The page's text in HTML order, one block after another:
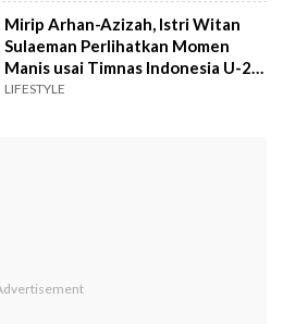
Mirip Arhan-Azizah, Istri Witan
Sulaeman Perlihatkan Momen
Manis usai Timnas Indonesia U-23
Kalah
LIFESTYLE